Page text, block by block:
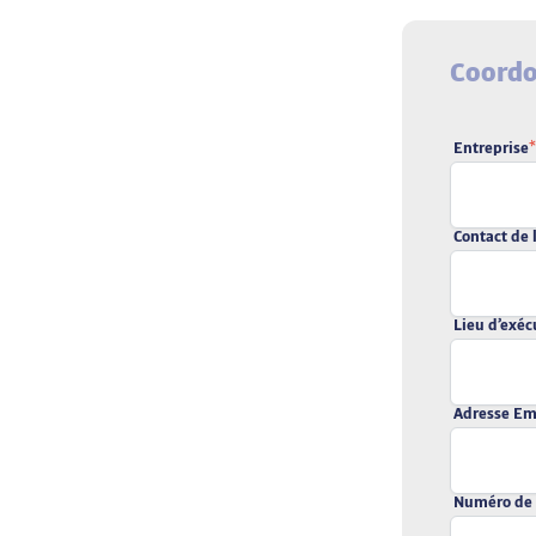
Entreprise*
Contact de
Lieu
Adresse
Numéro